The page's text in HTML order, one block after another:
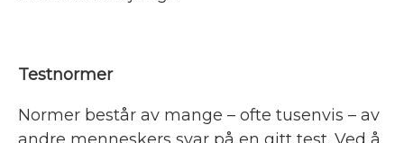
Testnormer
Normer består av mange – ofte tusenvis – av